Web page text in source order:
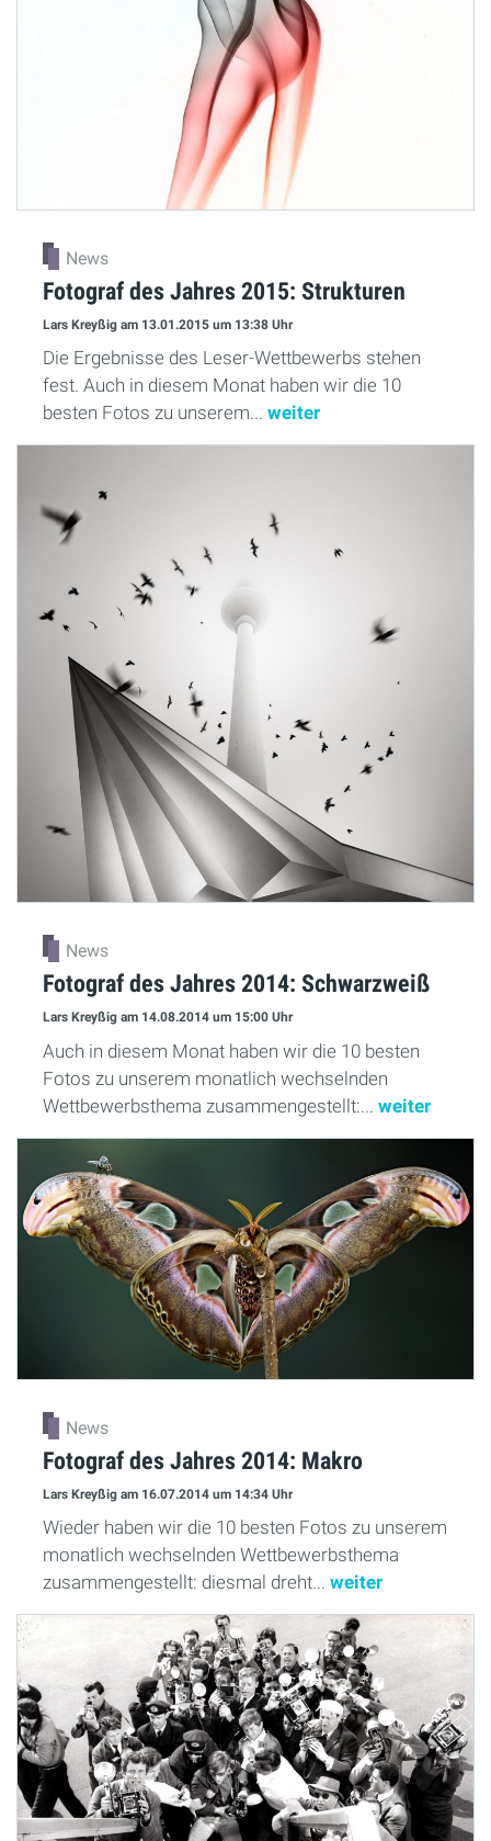
News
Fotograf des Jahres 2015: Strukturen
Lars Kreyßig am 13.01.2015 um 13:38 Uhr
Die Ergebnisse des Leser-Wettbewerbs stehen
fest. Auch in diesem Monat haben wir die 10
besten Fotos zu unserem... weiter
News
Fotograf des Jahres 2014: Schwarzweiß
Lars Kreyßig am 14.08.2014 um 15:00 Uhr
Auch in diesem Monat haben wir die 10 besten
Fotos zu unserem monatlich wechselnden
Wettbewerbsthema zusammengestellt:... weiter
News
Fotograf des Jahres 2014: Makro
Lars Kreyßig am 16.07.2014 um 14:34 Uhr
Wieder haben wir die 10 besten Fotos zu unserem
monatlich wechselnden Wettbewerbsthema
zusammengestellt: diesmal dreht... weiter